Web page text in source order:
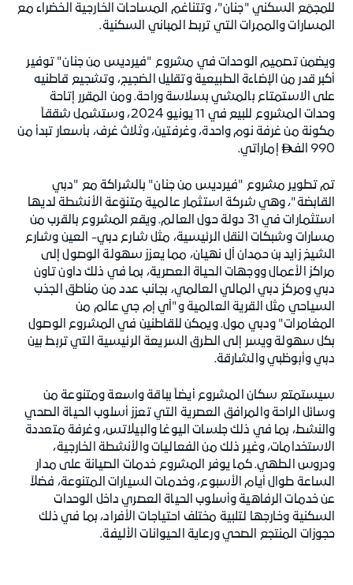
للمجمّع السكني "جنان"، وتتناغم المساحات الخارجية الخضراء مع
المسارات والممرات التي تربط المباني السكنية.
ويضمن تصميم الوحدات في مشروع "فيرديس من جنان" توفير
أكبر قدر من الإضاءة الطبيعية وتقليل الضجيج، وتشجيع قاطنيه
على الاستمتاع بالمشي بسلاسة وراحة. ومن المقرر إتاحة
وحدات المشروع للبيع في 11 يونيو 2024، وستشمل شققاً
مكونة من غرفة نوم واحدة، وغرفتين، وثلاث غرف، بأسعار تبدأ من
990 الف
 إماراتي.
تم تطوير مشروع "فيرديس من جنان" بالشراكة مع "دبي
القابضة"، وهي شركة استثمار عالمية متنوّعة الأنشطة لديها
استثمارات في 31 دولة حول العالم. ويقع المشروع بالقرب من
مسارات وشبكات النقل الرئيسية، مثل شارع دبي- العين وشارع
الشيخ زايد بن حمدان آل نهيان، مما يعزز سهولة الوصول إلى
مراكز الأعمال ووجهات الحياة العصرية، بما في ذلك داون تاون
دبي ومركز دبي المالي العالمي، بجانب عدد من مناطق الجذب
السياحي مثل القرية العالمية و"آي إم جي عالم من
المغامرات" ودبي مول. ويمكن للقاطنين في المشروع الوصول
بكل سهولة ويسر إلى الطرق السريعة الرئيسية التي تربط بين
دبي وأبوظبي والشارقة.
سيستمتع سكان المشروع أيضاً بباقة واسعة ومتنوعة من
وسائل الراحة والمرافق العصرية التي تعزز أسلوب الحياة الصحي
والنشط، بما في ذلك جلسات اليوغا والبيلاتس، وغرفة متعددة
الاستخدامات، وغير ذلك من الفعاليات والأنشطة الخارجية،
ودروس الطهي. كما يوفر المشروع خدمات الصيانة على مدار
الساعة طوال أيام الأسبوع، وخدمات السيارات المتنوعة، فضلاً
عن خدمات الرفاهية وأسلوب الحياة العصري داخل الوحدات
السكنية وخارجها لتلبية مختلف احتياجات الأفراد، بما في ذلك
حجوزات المنتجع الصحي ورعاية الحيوانات الأليفة.